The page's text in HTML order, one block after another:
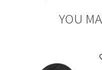
YOU
למועדפים